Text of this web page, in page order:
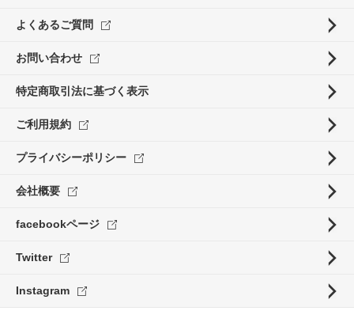
よくあるご質問
お問い合わせ
特定商取引法に基づく表示
ご利用規約
プライバシーポリシー
会社概要
facebookページ
Twitter
Instagram